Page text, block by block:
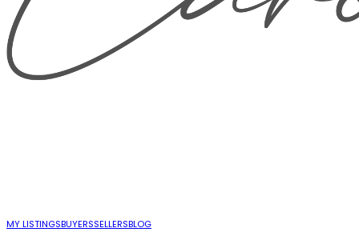
MY LISTINGSBUYERSSELLERSBLOG